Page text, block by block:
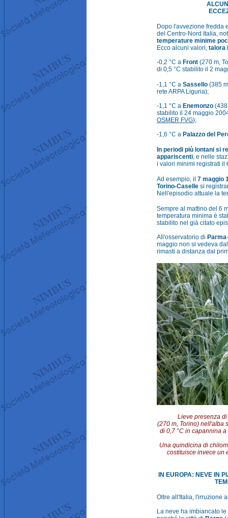
Dopo l'avvezione fredda
del Centro-Nord Italia,
temperature minime
Ecco alcuni valori, talora
-0,2 °C a Front (270 m,
di 0,5 °C stabilito il 2
-1,1 °C a Sassello (385
rete ARPA Liguria);
-1,1 °C a Enemonzo
stabilito il 24 maggio
OSMER FVG);
-1,6 °C a Palazzo del
In periodi più lontani si
appariscenti, e nelle
i valori minimi registrati il
Ad esempio, il 7 maggio
Torino-Caselle si
Nell'episodio attuale la
Sempre al mattino del 6
temperatura minima è
stabilito nel già citato
All'osservatorio di Parma
maggio non si vedeva
rimasti a distanza dal
Lieve presenza
(270 m, Torino) nell'alba
di 0,7 °C in capannina
Una quindicina di
costituisce invece un
IN EUROPA: NEVE IN
Oltre all'Italia, l'irruzione
La neve ha imbiancato